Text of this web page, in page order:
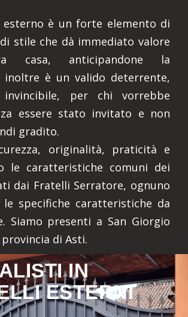
esterno è un forte elemento di
stile che dà immediato valore
casa, anticipandone la
inoltre è un valido deterrente,
per chi vorrebbe
essere stato invitato e non
gradito.
originalità, praticità e
le caratteristiche comuni dei
dai Fratelli Serratore, ognuno
specifiche caratteristiche da
Siamo presenti a San Giorgio
di Asti.
IN
ESTERNI